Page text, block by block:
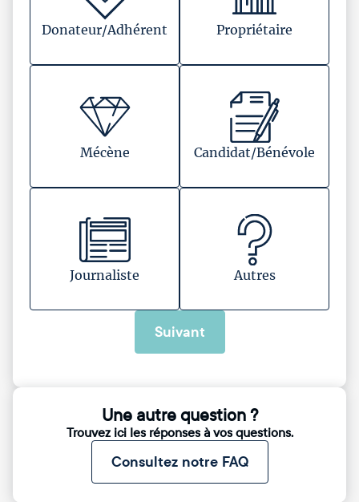
Donateur/Adhérent Propriétaire
Mécène Candidat/Bénévole
Journaliste Autres
Suivant
Une autre question ?
Trouvez ici les réponses à vos questions.
Consultez notre FAQ